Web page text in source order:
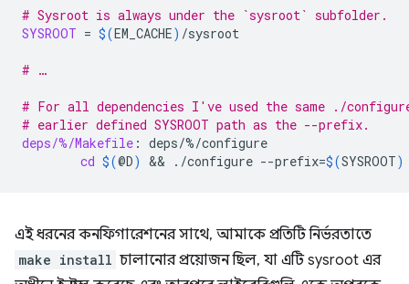
# Sysroot is always under the `sysroot` subfolder.
SYSROOT = $(EM_CACHE) /sysroot
# …
# For all dependencies I've used the same ./
# earlier defined SYSROOT path as the --prefix.
deps/%/Makefile : deps/%/configure
cd $(@D) && ./configure --prefix=$(SYSROOT)
এই ধরনের কনফিগারেশনের সাথে, আমাকে প্রতিটি নির্ভরতাতে
make install চালানোর প্রয়োজন ছিল, যা এটি sysroot এর